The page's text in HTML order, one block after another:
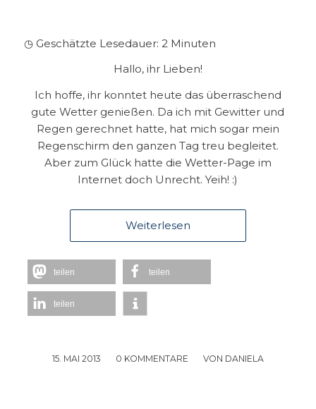
◷ Geschätzte Lesedauer: 2 Minuten
Hallo, ihr Lieben!
Ich hoffe, ihr konntet heute das überraschend
gute Wetter genießen. Da ich mit Gewitter und
Regen gerechnet hatte, hat mich sogar mein
Regenschirm den ganzen Tag treu begleitet.
Aber zum Glück hatte die Wetter-Page im
Internet doch Unrecht. Yeih! :)
Weiterlesen
teilen teilen
teilen
15. MAI 2013
/ 0 KOMMENTARE
/ VON DANIELA